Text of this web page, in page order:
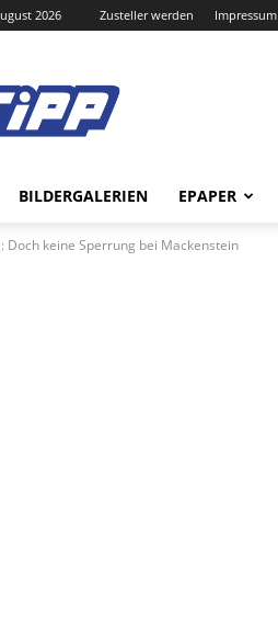
2026 Zusteller werden Impressum
BILDERGALERIEN EPAPER
Doch keine Sperrung bei Mackenstein